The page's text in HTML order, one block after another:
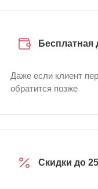
Бесплатная
Даже если клиент
обратится позже
Скидки до